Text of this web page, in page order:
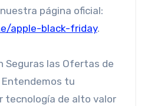
página oficial:
apple-black-friday.
Seguras las Ofertas de
Entendemos tu
tecnología de alto valor